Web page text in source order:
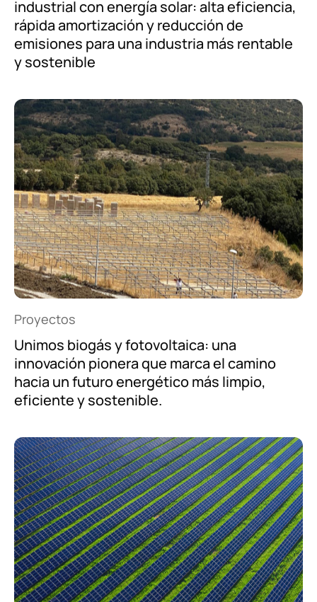
industrial con energía solar: alta eficiencia,
rápida amortización y reducción de
emisiones para una industria más rentable
y sostenible
Proyectos
Unimos biogás y fotovoltaica: una
innovación pionera que marca el camino
hacia un futuro energético más limpio,
eficiente y sostenible.